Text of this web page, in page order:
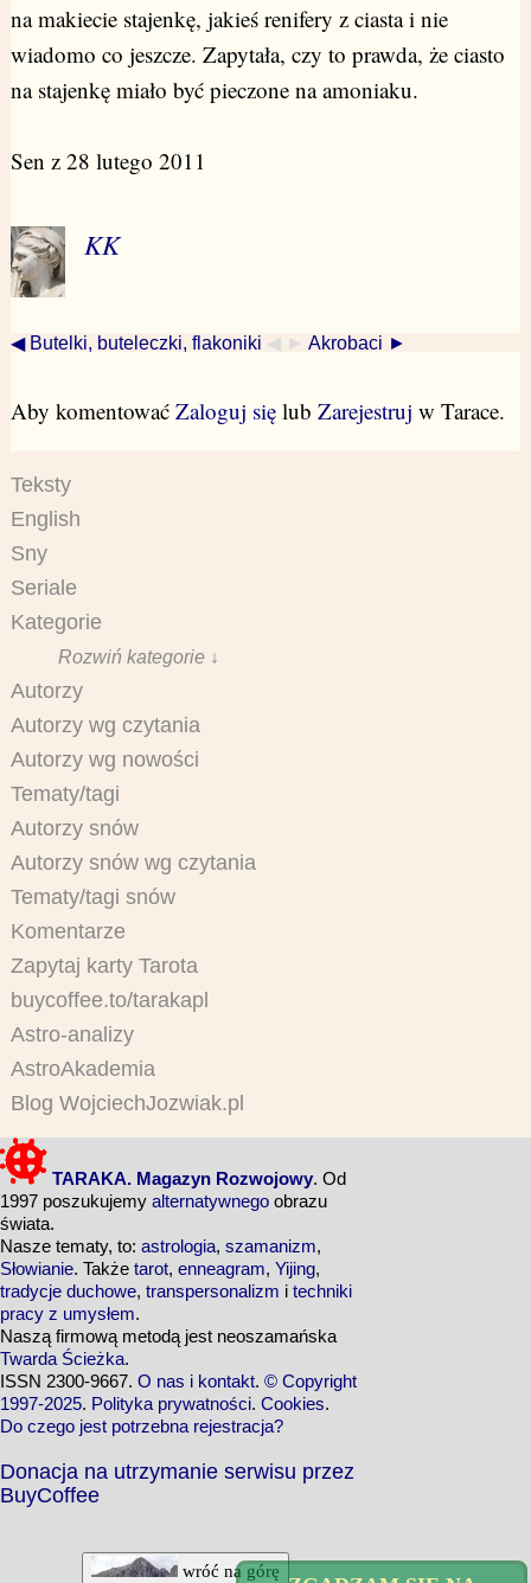
na makiecie stajenkę, jakieś renifery z ciasta i nie
wiadomo co jeszcze. Zapytała, czy to prawda, że ciasto
na stajenkę miało być pieczone na amoniaku.
Sen z 28 lutego 2011
KK
◀ Butelki, buteleczki, flakoniki ◀ ► Akrobaci ►
Aby komentować Zaloguj sięlub Zarejestruj w Tarace.
Teksty
English
Sny
Seriale
Kategorie
Rozwiń kategorie ↓
Autorzy
Autorzy wg czytania
Autorzy wg nowości
Tematy/tagi
Autorzy snów
Autorzy snów wg czytania
Tematy/tagi snów
Komentarze
Zapytaj karty Tarota
buycoffee.to/tarakapl
Astro-analizy
AstroAkademia
Blog WojciechJozwiak.pl
TARAKA. Magazyn Rozwojowy. Od
1997 poszukujemy alternatywnego obrazu
świata.
Nasze tematy, to: astrologia, szamanizm,
Słowianie. Także tarot, enneagram, Yijing,
tradycje duchowe, transpersonalizm i techniki
pracy z umysłem.
Naszą firmową metodą jest neoszamańska
Twarda Ścieżka.
ISSN 2300-9667. O nas i kontakt. © Copyright
1997-2025. Polityka prywatności. Cookies.
Do czego jest potrzebna rejestracja?
Donacja na utrzymanie serwisu przez
BuyCoffee
wróć na górę